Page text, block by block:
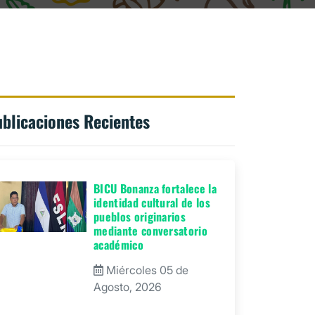
Recientes
BICU Bonanza fortalece la
identidad cultural de los
pueblos originarios
mediante conversatorio
académico
Miércoles 05 de
Agosto, 2026